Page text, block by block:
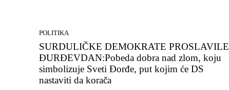
POLITIKA
SURDULIČKE DEMOKRATE PROSLAVILE
ĐURĐEVDAN:Pobeda dobra nad zlom, koju
simbolizuje Sveti Đorđe, put kojim će DS
nastaviti da korača